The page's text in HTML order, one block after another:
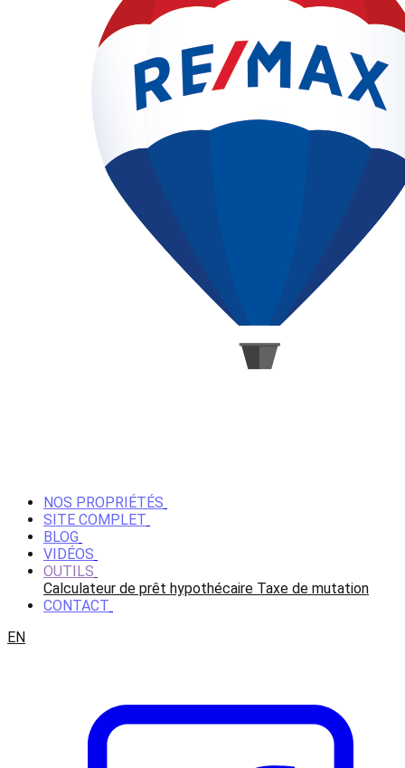
NOS PROPRIÉTÉS
SITE COMPLET
BLOG
VIDÉOS
OUTILS
Calculateur de prêt hypothécaire Taxe de mutation
CONTACT
EN